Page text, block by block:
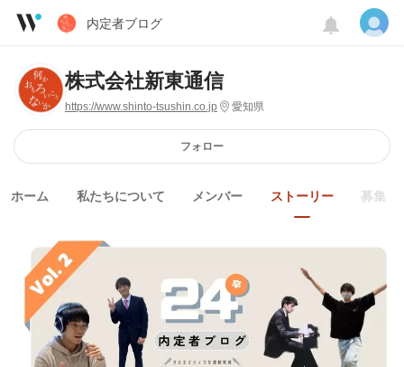
内定者ブログ
株式会社新東通信
https://www.shinto-tsushin.co.jp 愛知県
フォロー
ホーム 私たちについて メンバー ストーリー 募集